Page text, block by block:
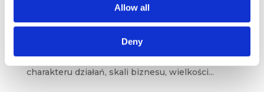
Allow all
Deny
to modele radykalnie różniące się od siebie
praktycznie wszystkim. I nie jest to kwestia
charakteru działań, skali biznesu, wielkości...